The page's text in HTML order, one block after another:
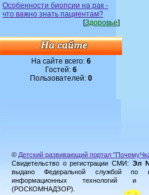
Особенности биопсии на рак -
что важно знать пациентам?
[Здоровье]
На сайте всего: 6
Гостей: 6
Пользователей: 0
© Детский развивающий портал
Свидетельство о регистрации СМИ: Эл
выдано Федеральной службой по
информационных технологий и
(РОСКОМНАДЗОР).